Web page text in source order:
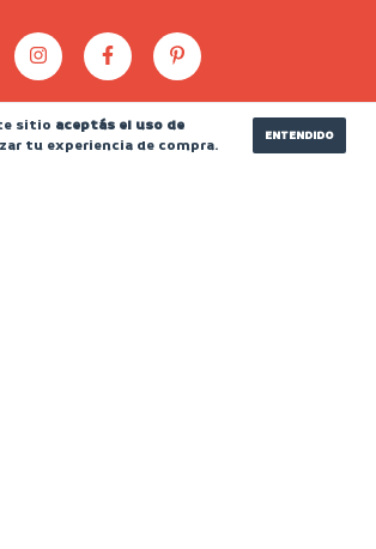
sitio aceptás el uso de
tu experiencia de compra. ENTENDIDO